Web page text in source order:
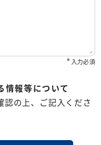
＊ 入力必須
情報等について
認の上、ご記入くださ